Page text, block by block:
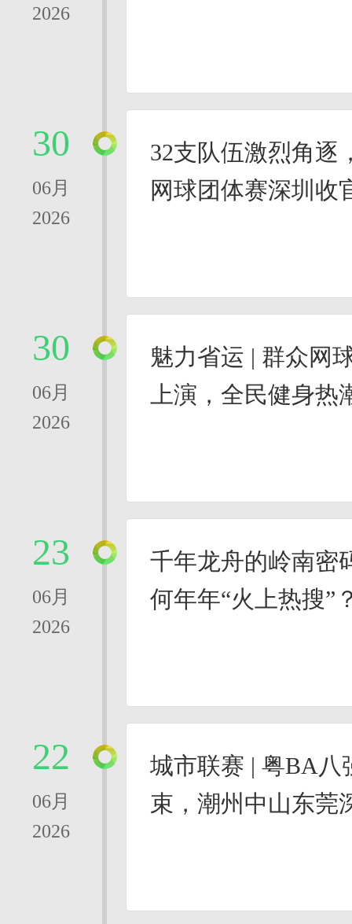
2026
30
06月
2026
32支队伍激烈角逐
网球团体赛深圳收
30
06月
2026
魅力省运 | 群众网
上演，全民健身热
23
06月
2026
千年龙舟的岭南密
何年年“火上热搜”
22
06月
2026
城市联赛 | 粤BA八
束，潮州中山东莞